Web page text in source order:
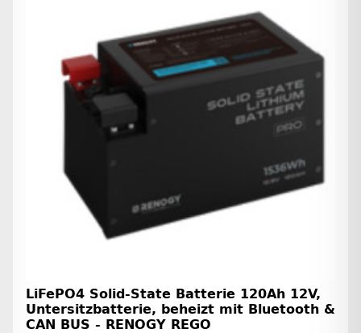
LiFePO4 Solid-State Batterie 120Ah 12V,
Untersitzbatterie, beheizt mit Bluetooth &
CAN BUS - RENOGY REGO